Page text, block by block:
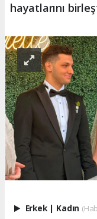
hayatlarını
Erkek | Kadın